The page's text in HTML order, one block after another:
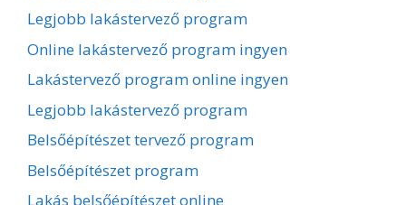
Legjobb lakástervező program
Online lakástervező program ingyen
Lakástervező program online ingyen
Legjobb lakástervező program
Belsőépítészet tervező program
Belsőépítészet program
Lakás belsőépítészet online